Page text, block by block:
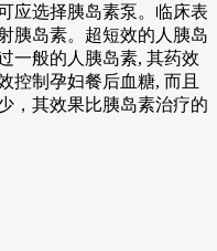
应选择胰岛素泵。临床表
胰岛素。超短效的人胰岛
一般的人胰岛素, 其药效
控制孕妇餐后血糖, 而且
，其效果比胰岛素治疗的